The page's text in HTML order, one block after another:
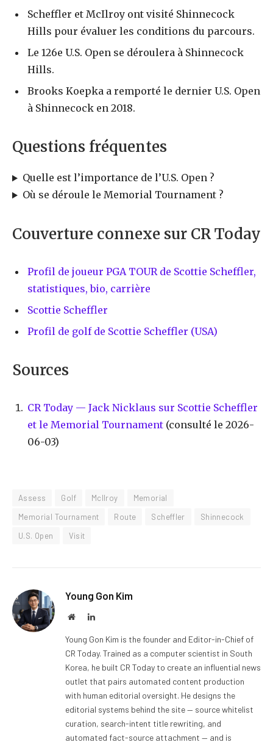
Scheffler et McIlroy ont visité Shinnecock
Hills pour évaluer les conditions du parcours.
Le 126e U.S. Open se déroulera à Shinnecock
Hills.
Brooks Koepka a remporté le dernier U.S. Open
à Shinnecock en 2018.
Questions fréquentes
Quelle est l’importance de l’U.S. Open ?
Où se déroule le Memorial Tournament ?
Couverture connexe sur CR Today
Profil de joueur PGA TOUR de Scottie Scheffler,
statistiques, bio, carrière
Scottie Scheffler
Profil de golf de Scottie Scheffler (USA)
Sources
CR Today — Jack Nicklaus sur Scottie Scheffler
et le Memorial Tournament (consulté le 2026-
06-03)
Assess Golf McIlroy
Memorial
Memorial Tournament
Route Scheffler
Shinnecock
U.S. Open
Visit
Young Gon Kim
WebsiteLinkedIn
Young Gon Kim is the founder and Editor-in-Chief of
CR Today. Trained as a computer scientist in South
Korea, he built CR Today to create an influential news
outlet that pairs automated content production
with human editorial oversight. He designs the
editorial systems behind the site — source whitelist
curation, search-intent title rewriting, and
automated fact-source attachment — and is